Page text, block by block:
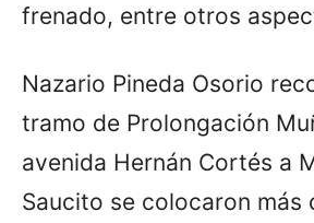
frenado, entre otros
Nazario Pineda Osorio
tramo de Prolongación
avenida Hernán Cortés a
Saucito se colocaron más